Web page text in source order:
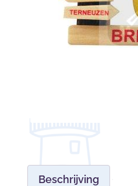
Beschrijving